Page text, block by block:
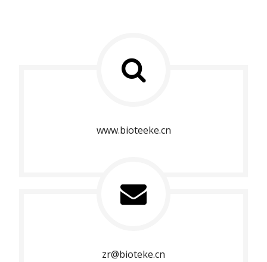
www.bioteeke.cn
zr@bioteke.cn